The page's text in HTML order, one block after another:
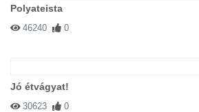
Polyateista
46240 0
Jó étvágyat!
30623 0